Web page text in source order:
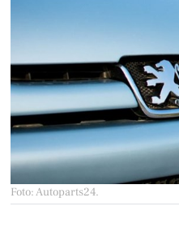
Foto: Autoparts24.